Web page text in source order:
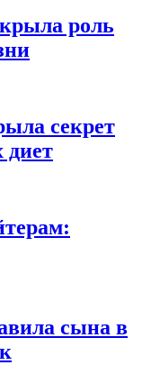
роль
секрет
диет
сына в